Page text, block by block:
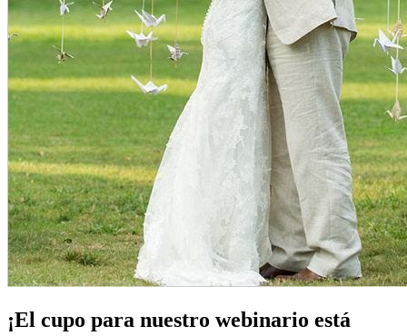
¡El cupo para nuestro webinario está